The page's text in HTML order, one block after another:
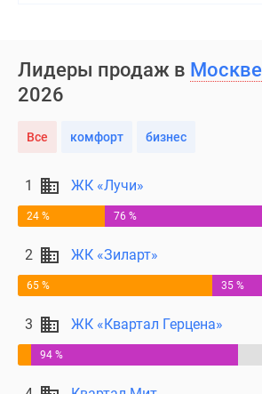
Лидеры продаж в Москве
2026
Все комфорт бизнес
1 ЖК «Лучи»
24 % 76 %
2 ЖК «Зиларт»
65 % 35 %
3 ЖК «Квартал Герцена»
94 %